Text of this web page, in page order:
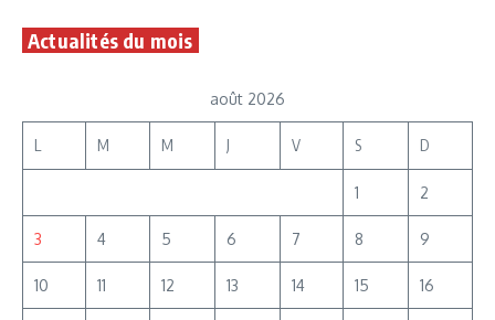
Actualités du mois
août 2026
L M M J V S D
1 2
3 4 5 6 7 8 9
10 11 12 13 14 15 16